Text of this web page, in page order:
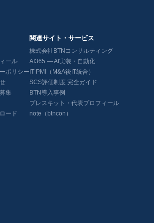
ール
ポリシー
集
ード
関連サイト・サービス
株式会社BTNコンサルティング
AI365 — AI実装・自動化
IT PMI（M&A後IT統合）
SCS評価制度 完全ガイド
BTN導入事例
プレスキット・代表プロフィール
note（btncon）